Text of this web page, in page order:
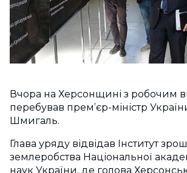
Вчора на Херсонщині з робочим
перебував прем’єр-міністр
Шмигаль.
Глава уряду відвідав Інститут
землеробства Національної
наук України, де голова